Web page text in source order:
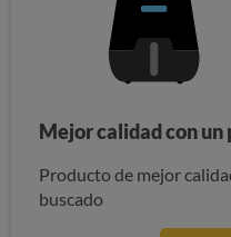
Mejor calidad con
Producto de mejor
buscado